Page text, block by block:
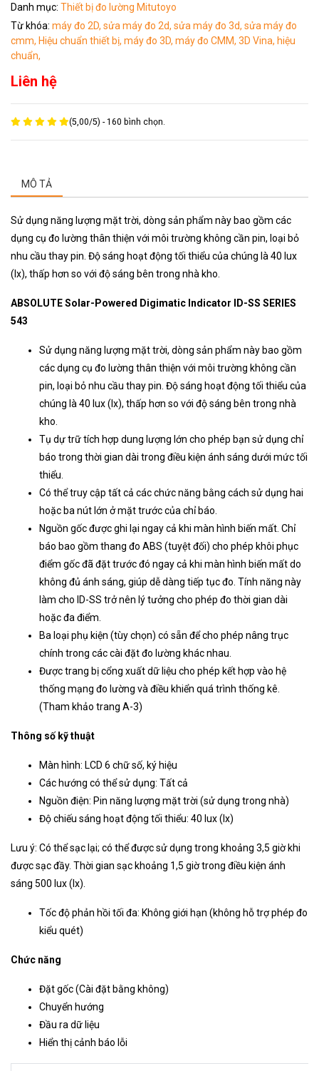
Danh mục: Thiết bị đo lường Mitutoyo
Từ khóa: máy đo 2D, sửa máy đo 2d, sửa máy đo 3d, sửa máy đo
cmm, Hiệu chuẩn thiết bị, máy đo 3D, máy đo CMM, 3D Vina, hiệu
chuẩn,
Liên hệ
(5,00/5) -160 bình chọn.
MÔ TẢ
Sử dụng năng lượng mặt trời, dòng sản phẩm này bao gồm các
dụng cụ đo lường thân thiện với môi trường không cần pin, loại bỏ
nhu cầu thay pin. Độ sáng hoạt động tối thiểu của chúng là 40 lux
(lx), thấp hơn so với độ sáng bên trong nhà kho.
ABSOLUTE Solar-Powered Digimatic Indicator ID-SS SERIES
543
Sử dụng năng lượng mặt trời, dòng sản phẩm này bao gồm
các dụng cụ đo lường thân thiện với môi trường không cần
pin, loại bỏ nhu cầu thay pin. Độ sáng hoạt động tối thiểu của
chúng là 40 lux (lx), thấp hơn so với độ sáng bên trong nhà
kho.
Tụ dự trữ tích hợp dung lượng lớn cho phép bạn sử dụng chỉ
báo trong thời gian dài trong điều kiện ánh sáng dưới mức tối
thiểu.
Có thể truy cập tất cả các chức năng bằng cách sử dụng hai
hoặc ba nút lớn ở mặt trước của chỉ báo.
Nguồn gốc được ghi lại ngay cả khi màn hình biến mất. Chỉ
báo bao gồm thang đo ABS (tuyệt đối) cho phép khôi phục
điểm gốc đã đặt trước đó ngay cả khi màn hình biến mất do
không đủ ánh sáng, giúp dễ dàng tiếp tục đo. Tính năng này
làm cho ID-SS trở nên lý tưởng cho phép đo thời gian dài
hoặc đa điểm.
Ba loại phụ kiện (tùy chọn) có sẵn để cho phép nâng trục
chính trong các cài đặt đo lường khác nhau.
Được trang bị cổng xuất dữ liệu cho phép kết hợp vào hệ
thống mạng đo lường và điều khiển quá trình thống kê.
(Tham khảo trang A-3)
Thông số kỹ thuật
Màn hình: LCD 6 chữ số, ký hiệu
Các hướng có thể sử dụng: Tất cả
Nguồn điện: Pin năng lượng mặt trời (sử dụng trong nhà)
Độ chiếu sáng hoạt động tối thiểu: 40 lux (lx)
Lưu ý: Có thể sạc lại; có thể được sử dụng trong khoảng 3,5 giờ khi
được sạc đầy. Thời gian sạc khoảng 1,5 giờ trong điều kiện ánh
sáng 500 lux (lx).
Tốc độ phản hồi tối đa: Không giới hạn (không hỗ trợ phép đo
kiểu quét)
Chức năng
Đặt gốc (Cài đặt bằng không)
Chuyển hướng
Đầu ra dữ liệu
Hiển thị cảnh báo lỗi